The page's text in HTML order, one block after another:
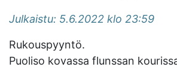
Julkaistu: 5.6.2022 klo 23:59
Rukouspyyntö.
Puoliso kovassa flunssan